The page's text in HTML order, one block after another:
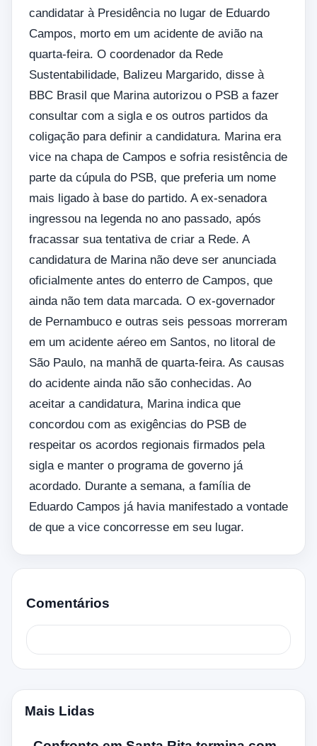
candidatar à Presidência no lugar de Eduardo
Campos, morto em um acidente de avião na
quarta-feira. O coordenador da Rede
Sustentabilidade, Balizeu Margarido, disse à
BBC Brasil que Marina autorizou o PSB a fazer
consultar com a sigla e os outros partidos da
coligação para definir a candidatura. Marina era
vice na chapa de Campos e sofria resistência de
parte da cúpula do PSB, que preferia um nome
mais ligado à base do partido. A ex-senadora
ingressou na legenda no ano passado, após
fracassar sua tentativa de criar a Rede. A
candidatura de Marina não deve ser anunciada
oficialmente antes do enterro de Campos, que
ainda não tem data marcada. O ex-governador
de Pernambuco e outras seis pessoas morreram
em um acidente aéreo em Santos, no litoral de
São Paulo, na manhã de quarta-feira. As causas
do acidente ainda não são conhecidas. Ao
aceitar a candidatura, Marina indica que
concordou com as exigências do PSB de
respeitar os acordos regionais firmados pela
sigla e manter o programa de governo já
acordado. Durante a semana, a família de
Eduardo Campos já havia manifestado a vontade
de que a vice concorresse em seu lugar.
Comentários
Mais Lidas